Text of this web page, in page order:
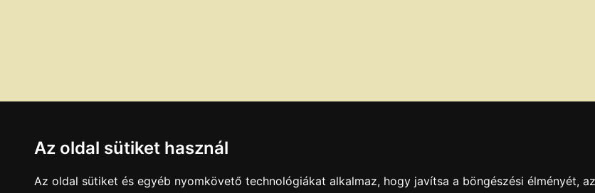
Az oldal sütiket használ
Az oldal sütiket és egyéb nyomkövető technológiákat alkalmaz, hogy javítsa a böngészési élményét,